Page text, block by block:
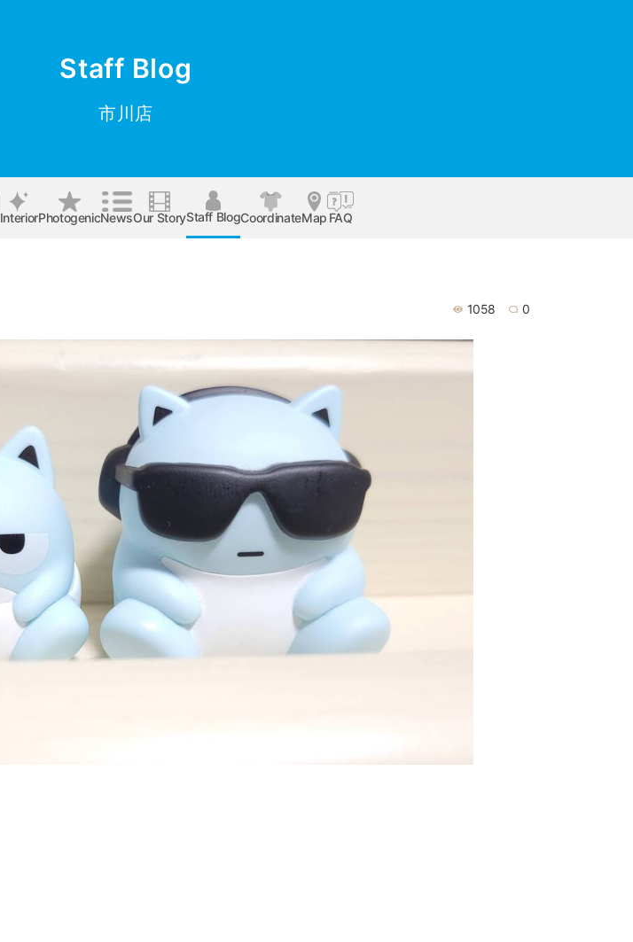
Staff Blog
市川店
InteriorPhotogenicNewsOur StoryStaff BlogCoordinateMap FAQ
1058 0